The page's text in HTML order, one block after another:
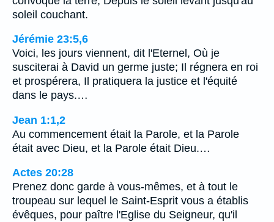
soleil couchant.
Jérémie 23:5,6
Voici, les jours viennent, dit l'Eternel, Où je
susciterai à David un germe juste; Il régnera en roi
et prospérera, Il pratiquera la justice et l'équité
dans le pays.…
Jean 1:1,2
Au commencement était la Parole, et la Parole
était avec Dieu, et la Parole était Dieu.…
Actes 20:28
Prenez donc garde à vous-mêmes, et à tout le
troupeau sur lequel le Saint-Esprit vous a établis
évêques, pour paître l'Eglise du Seigneur, qu'il